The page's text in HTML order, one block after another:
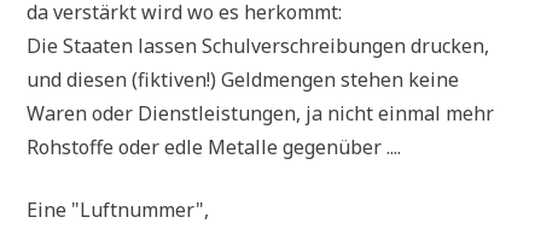
da ver­stärkt wird wo es herkommt:
Die Staa­ten las­sen Schul­ver­schrei­bun­gen drucken,
und die­sen (fik­ti­ven!) Geld­men­gen ste­hen kei­ne
Waren oder Dienst­lei­stun­gen, ja nicht ein­mal mehr
Roh­stof­fe oder edle Metal­le gegenüber ....
Eine "Luft­num­mer",